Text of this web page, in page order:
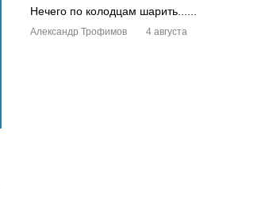
Нечего по колодцам шарить......
Александр Трофимов 4 августа